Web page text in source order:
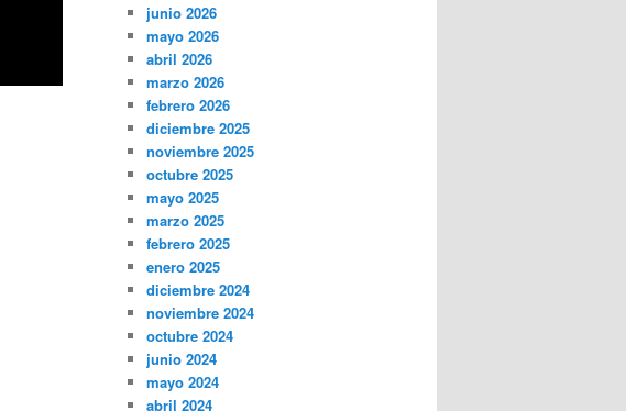
junio 2026
mayo 2026
abril 2026
marzo 2026
febrero 2026
diciembre 2025
noviembre 2025
octubre 2025
mayo 2025
marzo 2025
febrero 2025
enero 2025
diciembre 2024
noviembre 2024
octubre 2024
junio 2024
mayo 2024
abril 2024